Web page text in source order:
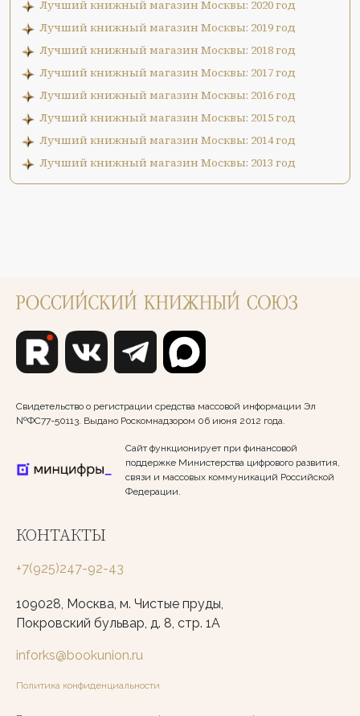
Лучший книжный магазин Москвы: 2020 год
Лучший книжный магазин Москвы: 2019 год
Лучший книжный магазин Москвы: 2018 год
Лучший книжный магазин Москвы: 2017 год
Лучший книжный магазин Москвы: 2016 год
Лучший книжный магазин Москвы: 2015 год
Лучший книжный магазин Москвы: 2014 год
Лучший книжный магазин Москвы: 2013 год
Свидетельство о регистрации средства массовой информации Эл
№ФС77-50113. Выдано Роскомнадзором 06 июня 2012 года.
Сайт функционирует при финансовой
поддержке Министерства цифрового развития,
связи и массовых коммуникаций Российской
Федерации.
КОНТАКТЫ
+7(925)247-92-43
109028, Москва, м. Чистые пруды,
Покровский бульвар, д. 8, стр. 1А
inforks@bookunion.ru
Политика конфиденциальности